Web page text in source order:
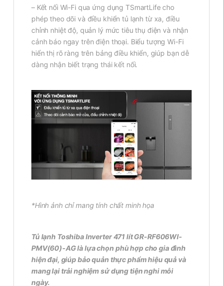
– Kết nối Wi-Fi qua ứng dụng TSmartLife cho
phép theo dõi và điều khiển tủ lạnh từ xa, điều
chỉnh nhiệt độ, quản lý mức tiêu thụ điện và nhận
cảnh báo ngay trên điện thoại. Biểu tượng Wi-Fi
hiển thị rõ ràng trên bảng điều khiển, giúp bạn dễ
dàng nhận biết trạng thái kết nối.
*Hình ảnh chỉ mang tính chất minh họa
Tủ lạnh Toshiba Inverter 471 lít GR-RF606WI-
PMV(60)-AG là lựa chọn phù hợp cho gia đình
hiện đại, giúp bảo quản thực phẩm hiệu quả và
mang lại trải nghiệm sử dụng tiện nghi mỗi
ngày.